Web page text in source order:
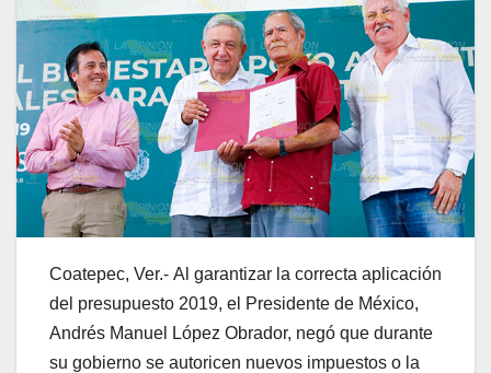
Coatepec, Ver.- Al garantizar la correcta aplicación
del presupuesto 2019, el Presidente de México,
Andrés Manuel López Obrador, negó que durante
su gobierno se autoricen nuevos impuestos o la